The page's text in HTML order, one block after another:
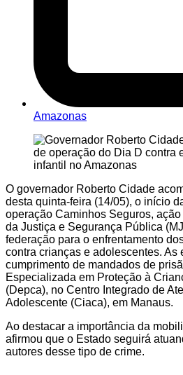
Amazonas
O governador Roberto Cidade
desta quinta-feira (14/05), o início
operação Caminhos Seguros,
da Justiça e Segurança Pública
federação para o enfrentamento
contra crianças e adolescentes. As
cumprimento de mandados de
Especializada em Proteção à
(Depca), no Centro Integrado de
Adolescente (Ciaca), em Manaus.
Ao destacar a importância da
afirmou que o Estado seguirá
autores desse tipo de crime.